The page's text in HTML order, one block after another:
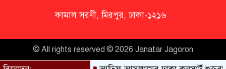
নিট প্রশ্নফাঁস নিয়ে নীরবতা ভাঙলেন
মোদি, আন্দোলন অব্যাহত ভারতে
ডিসেম্বরে দেশে ফেরার ঘোষণা শেখ
কামাল সরণী, মিরপুর, ঢাকা-১২১৬
© All rights reserved © 2026 Janatar Jagoron